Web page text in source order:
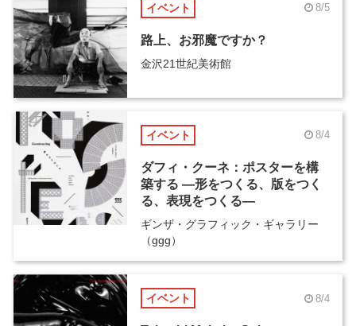
イベント 8/5
路上、お邪魔ですか？
金沢21世紀美術館
イベント 8/4
ダフィ・クーネ：ポスターを構
築する ―形をつくる、版をつく
る、表現をつくる―
ギンザ・グラフィック・ギャラリー
（ggg）
イベント 8/4